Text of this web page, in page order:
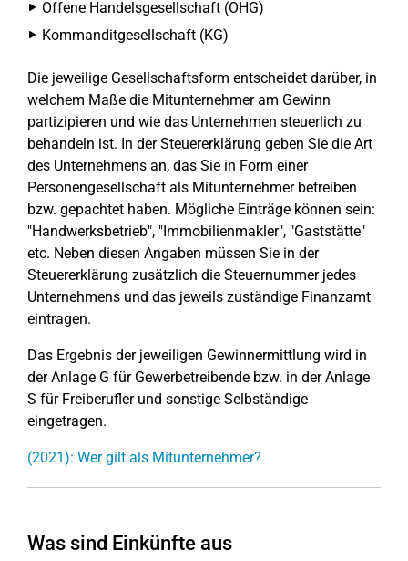
Offene Handelsgesellschaft (OHG)
Kommanditgesellschaft (KG)
Die jeweilige Gesellschaftsform entscheidet darüber, in
welchem Maße die Mitunternehmer am Gewinn
partizipieren und wie das Unternehmen steuerlich zu
behandeln ist. In der Steuererklärung geben Sie die Art
des Unternehmens an, das Sie in Form einer
Personengesellschaft als Mitunternehmer betreiben
bzw. gepachtet haben. Mögliche Einträge können sein:
"Handwerksbetrieb", "Immobilienmakler", "Gaststätte"
etc. Neben diesen Angaben müssen Sie in der
Steuererklärung zusätzlich die Steuernummer jedes
Unternehmens und das jeweils zuständige Finanzamt
eintragen.
Das Ergebnis der jeweiligen Gewinnermittlung wird in
der Anlage G für Gewerbetreibende bzw. in der Anlage
S für Freiberufler und sonstige Selbständige
eingetragen.
(2021): Wer gilt als Mitunternehmer?
Was sind Einkünfte aus